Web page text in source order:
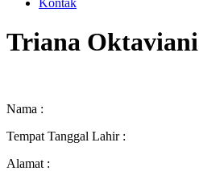
Kontak
Triana Oktaviani
Nama :
Tempat Tanggal Lahir :
Alamat :